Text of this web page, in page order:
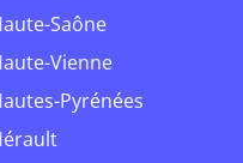
Haute-Saône
Haute-Vienne
Hautes-Pyrénées
Hérault